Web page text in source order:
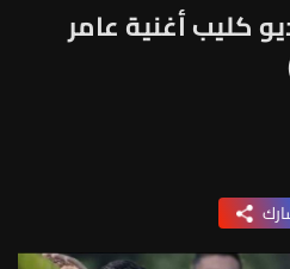
كليب أغنية عامر